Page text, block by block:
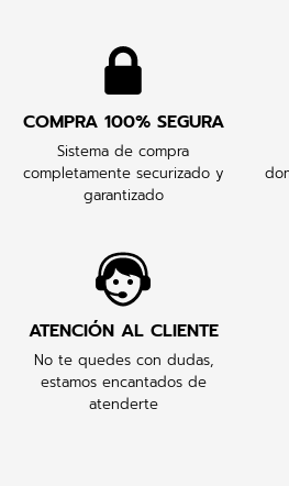
COMPRA 100% SEGURA
Sistema de compra
completamente securizado y
garantizado
ATENCIÓN AL CLIENTE
No te quedes con dudas,
estamos encantados de
atenderte